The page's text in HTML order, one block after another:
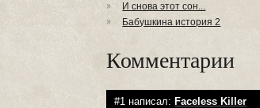
И снова этот сон...
Бабушкина история 2
Комментарии
#1 написал: Faceless Killer